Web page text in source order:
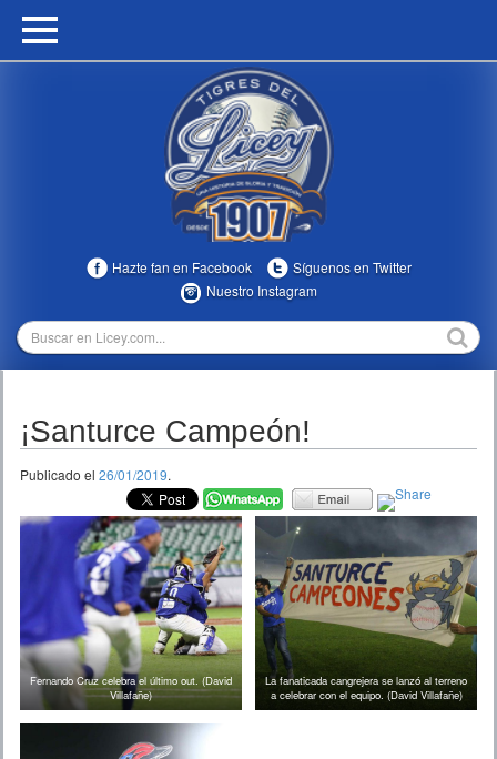
HOME
MULTIMEDIA
TEMPORADAS
Hazte fan en Facebook
Síguenos en Twitter
Nuestro Instagram
¡Santurce Campeón!
Publicado el 26/01/2019.
Fernando Cruz celebra el último out. (David
Villafañe)
La fanaticada cangrejera se lanzó al terreno
a celebrar con el equipo. (David Villafañe)